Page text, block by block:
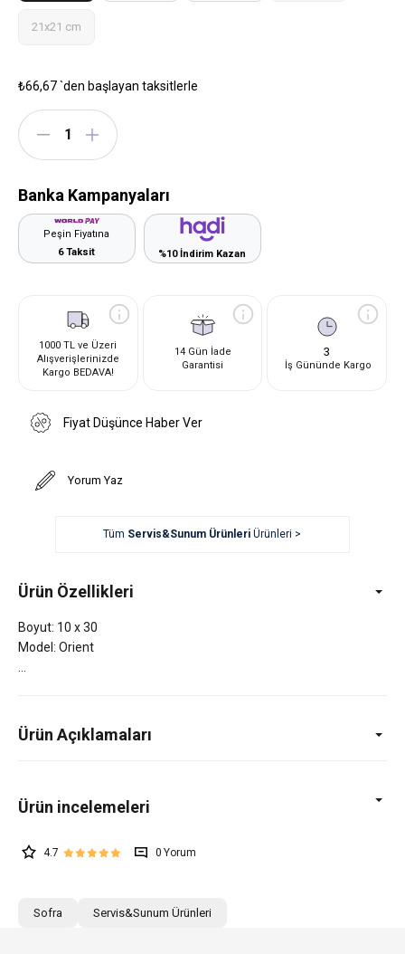
21x21 cm
₺66,67`den başlayan taksitlerle
Banka Kampanyaları
Peşin Fiyatına
6 Taksit
%10 İndirim Kazan
1000 TL ve Üzeri
Alışverişlerinizde
Kargo BEDAVA!
14 Gün İade
Garantisi
3
İş Gününde Kargo
Fiyat Düşünce Haber Ver
Yorum Yaz
Tüm Servis&Sunum Ürünleri Ürünleri >
Ürün Özellikleri
Boyut: 10 x 30
Model: Orient
Ürün Açıklamaları
4.7 0
Sofra Servis&Sunum Ürünleri